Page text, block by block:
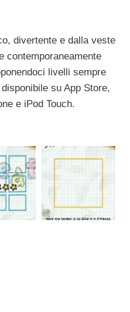
divertente e dalla veste
contemporaneamente
livelli sempre
su App Store,
e iPod Touch.